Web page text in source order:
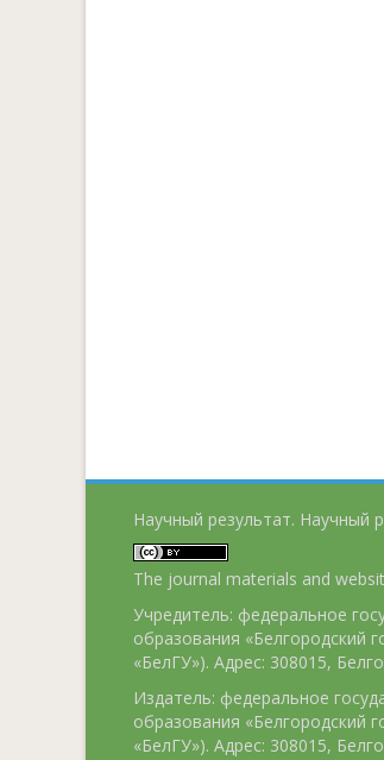
Научный результат. Научный
The journal materials and
Учредитель: федеральное
образования «Белгородский
«БелГУ»). Адрес: 308015,
Издатель: федеральное
образования «Белгородский
«БелГУ»). Адрес: 308015,